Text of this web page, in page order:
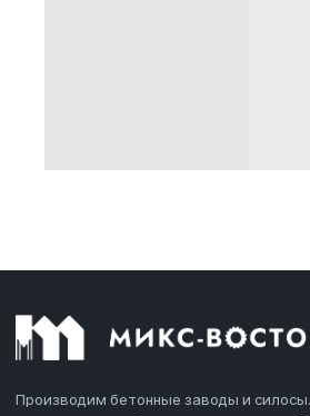
Производим бетонные заводы и